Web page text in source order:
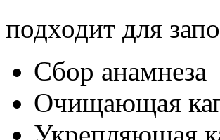
подходит для
Сбор анамнеза
Очищающая
Укрепляющая